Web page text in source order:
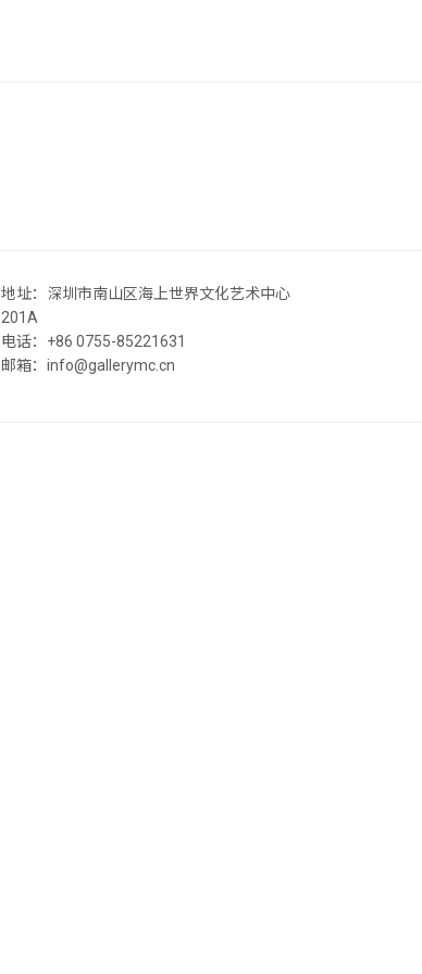
地址：深圳市南山区海上世界文化艺术中心
201A
电话：+86 0755-85221631
邮箱：info@gallerymc.cn